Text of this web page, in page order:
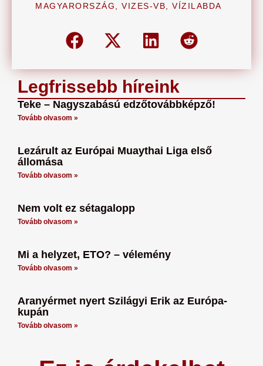
Legfrissebb híreink
Teke – Nagyszabású edzőtovábbképző!
Tovább olvasom »
Lezárult az Európai Muaythai Liga első
állomása
Tovább olvasom »
Nem volt ez sétagalopp
Tovább olvasom »
Mi a helyzet, ETO? – vélemény
Tovább olvasom »
Aranyérmet nyert Szilágyi Erik az Európa-
kupán
Tovább olvasom »
MAGYARORSZÁG
VIZES-VB VÍZILABDA